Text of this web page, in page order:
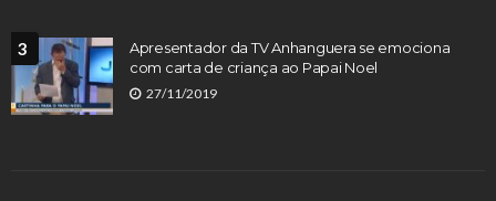
3
Apresentador da TV Anhanguera se emociona
com carta de criança ao Papai Noel
27/11/2019